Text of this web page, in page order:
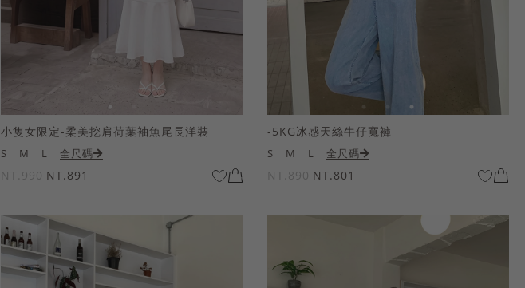
小隻女限定-柔美挖肩荷葉袖魚尾長洋裝
S M L 全尺碼
NT.990 NT.891
-5KG冰感天絲牛仔寬褲
S M L 全尺碼
NT.890 NT.801